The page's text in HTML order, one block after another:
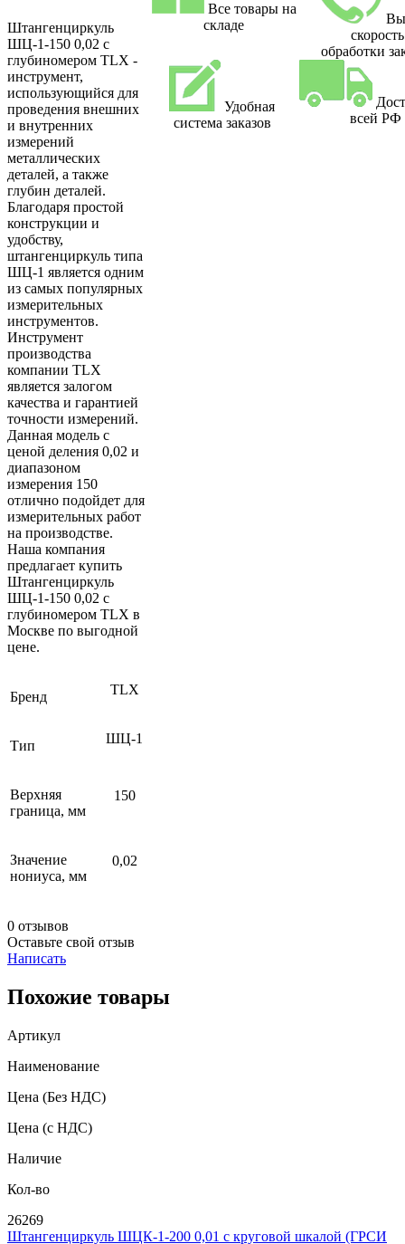
Штангенциркуль
ШЦ-1-150 0,02 с
глубиномером TLX -
инструмент,
использующийся для
проведения внешних
и внутренних
измерений
металлических
деталей, а также
глубин деталей.
Благодаря простой
конструкции и
удобству,
штангенциркуль типа
ШЦ-1 является одним
из самых популярных
измерительных
инструментов.
Инструмент
производства
компании TLX
является залогом
качества и гарантией
точности измерений.
Данная модель с
ценой деления 0,02 и
диапазоном
измерения 150
отлично подойдет для
измерительных работ
на производстве.
Наша компания
предлагает купить
Штангенциркуль
ШЦ-1-150 0,02 с
глубиномером TLX в
Москве по выгодной
цене.
Бренд TLX
Тип ШЦ-1
Верхняя
граница, мм
150
Значение
нониуса, мм
0,02
0 отзывов
Оставьте свой отзыв
Написать
Все товары на
складе
скорость
обработки
Удобная
система заказов
всей РФ
Похожие товары
Артикул
Наименование
Цена (Без НДС)
Цена (с НДС)
Наличие
Кол-во
26269
Штангенциркуль ШЦК-1-200 0,01 с круговой шкалой (ГРСИ